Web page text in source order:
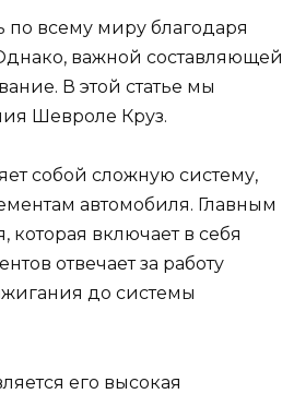
по всему миру благодаря
важной составляющей
В этой статье мы
Шевроле Круз.
собой сложную систему,
автомобиля. Главным
которая включает в себя
отвечает за работу
до системы
его высокая